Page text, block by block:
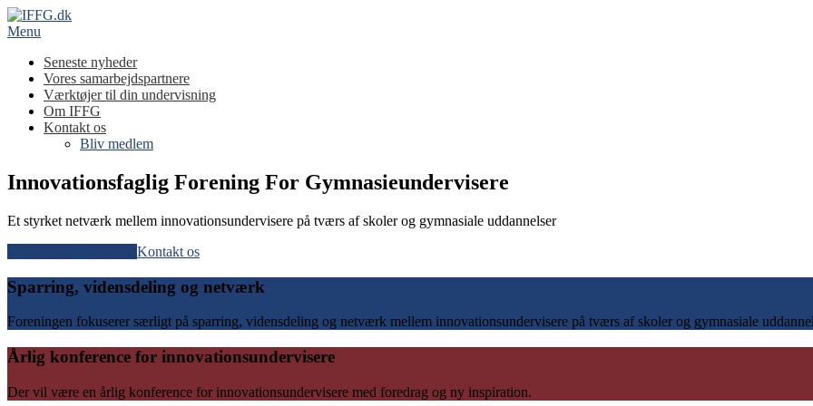
Spring
til
Menu
Seneste nyheder
Vores samarbejdspartnere
Værktøjer til din undervisning
Om IFFG
Kontakt os
Bliv medlem
Innovationsfaglig Forening For Gymnasieundervisere
Et styrket netværk mellem innovationsundervisere på tværs af skoler og gymnasiale uddannelser
Kontakt os
Sparring, vidensdeling og netværk
Foreningen fokuserer særligt på sparring, vidensdeling og netværk mellem innovationsundervisere på tværs af skoler og gymnasiale
Årlig konference for innovationsundervisere
Der vil være en årlig konference for innovationsundervisere med foredrag og ny inspiration.